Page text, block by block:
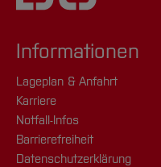
Informationen
Lageplan & Anfahrt
Karriere
Notfall-Infos
Barrierefreiheit
Datenschutzerklärung